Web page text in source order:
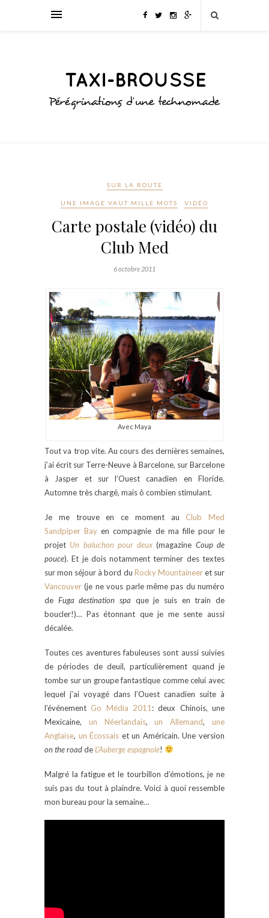
SUR LA ROUTE
UNE IMAGE VAUT MILLE MOTS VIDÉO
Carte postale (vidéo) du
Club Med
6 octobre 2011
Avec Maya
Tout va trop vite. Au cours des dernières semaines,
j’ai écrit sur Terre-Neuve à Barcelone, sur Barcelone
à Jasper et sur l’Ouest canadien en Floride.
Automne très chargé, mais ô combien stimulant.
Je me trouve en ce moment au Club Med
Sandpiper Bay en compagnie de ma fille pour le
projet Un baluchon pour deux (magazine Coup de
pouce). Et je dois notamment terminer des textes
sur mon séjour à bord du Rocky Mountaineeret sur
Vancouver (je ne vous parle même pas du numéro
de Fuga destination spa que je suis en train de
boucler!)… Pas étonnant que je me sente aussi
décalée.
Toutes ces aventures fabuleuses sont aussi suivies
de périodes de deuil, particulièrement quand je
tombe sur un groupe fantastique comme celui avec
lequel j’ai voyagé dans l’Ouest canadien suite à
l’événement Go Média 2011 : deux Chinois, une
Mexicaine, un Néerlandais,un Allemand,une
Anglaise, un Écossais et un Américain. Une version
on the roaddeL’Auberge espagnole!
Malgré la fatigue et le tourbillon d’émotions, je ne
suis pas du tout à plaindre. Voici à quoi ressemble
mon bureau pour la semaine…